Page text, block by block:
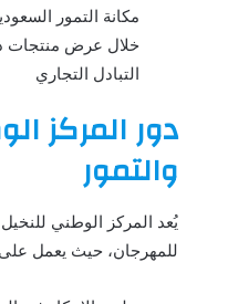
مكانة التمور
خلال عرض منتجات
التبادل التجاري
دور المركز
والتمور
يُعد المركز الوطني
للمهرجان، حيث يعمل